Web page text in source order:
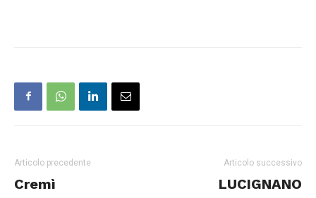
Articolo precedente
Cremì
Articolo successivo
LUCIGNANO